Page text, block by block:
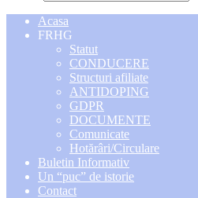
Acasa
FRHG
Statut
CONDUCERE
Structuri afiliate
ANTIDOPING
GDPR
DOCUMENTE
Comunicate
Hotărâri/Circulare
Buletin Informativ
Un “puc” de istorie
Contact